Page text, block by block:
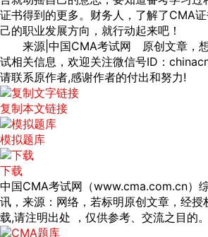
证书得到的更多。财务人，了解了CMA
己的职业发展方向，就行动起来吧！
来源|中国CMA考试网 原创文章，想
试相关信息，欢迎关注微信号ID：
请联系原作者,感谢作者的付出和努力!
复制本文链接
模拟题库
下载
中国CMA考试网（www.cma.com.cn）
讯，来源：网络，若标明原创文章，经授
载,请注明出处 ，仅供参考、交流之目的。